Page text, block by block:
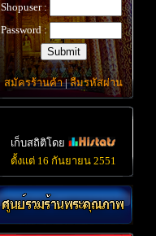
Shopuser :
Password :
สมัครร้านค้า|ลืมรหัสผ่าน
เก็บสถิติโดย
ตั้งแต่ 16 กันยายน 2551